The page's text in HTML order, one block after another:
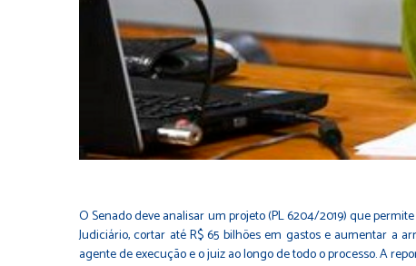
O Senado deve analisar um projeto (PL 6204/2019) que
Judiciário, cortar até R$ 65 bilhões em gastos e aumentar a
agente de execução e o juiz ao longo de todo o processo. A